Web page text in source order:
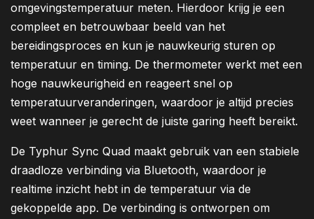
omgevingstemperatuur meten. Hierdoor krijg je een
compleet en betrouwbaar beeld van het
bereidingsproces en kun je nauwkeurig sturen op
temperatuur en timing. De thermometer werkt met een
hoge nauwkeurigheid en reageert snel op
temperatuurveranderingen, waardoor je altijd precies
weet wanneer je gerecht de juiste garing heeft bereikt.
De Typhur Sync Quad maakt gebruik van een stabiele
draadloze verbinding via Bluetooth, waardoor je
realtime inzicht hebt in de temperatuur via de
gekoppelde app. De verbinding is ontworpen om